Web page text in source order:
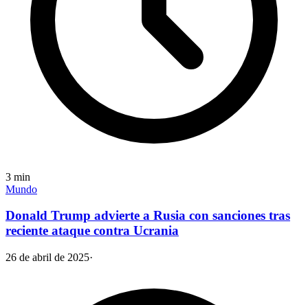
3 min
Mundo
Donald Trump advierte a Rusia con sanciones tras
reciente ataque contra Ucrania
26 de abril de 2025·